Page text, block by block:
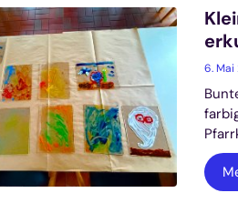
6. Mai